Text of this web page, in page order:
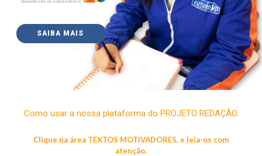
SAIBA MAIS
Como usar a nossa plataforma do PROJETO REDAÇÃO.
Clique na área TEXTOS MOTIVADORES, e leia-os com
atenção.